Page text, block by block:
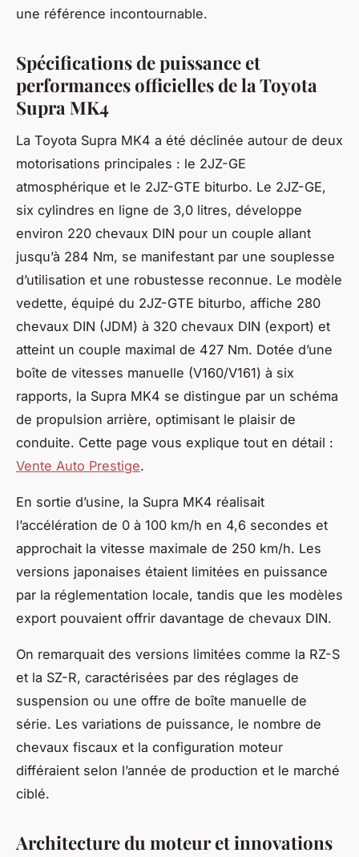
une référence incontournable.
Spécifications de puissance et
performances officielles de la Toyota
Supra MK4
La Toyota Supra MK4 a été déclinée autour de deux
motorisations principales : le 2JZ-GE
atmosphérique et le 2JZ-GTE biturbo. Le 2JZ-GE,
six cylindres en ligne de 3,0 litres, développe
environ 220 chevaux DIN pour un couple allant
jusqu’à 284 Nm, se manifestant par une souplesse
d’utilisation et une robustesse reconnue. Le modèle
vedette, équipé du 2JZ-GTE biturbo, affiche 280
chevaux DIN (JDM) à 320 chevaux DIN (export) et
atteint un couple maximal de 427 Nm. Dotée d’une
boîte de vitesses manuelle (V160/V161) à six
rapports, la Supra MK4 se distingue par un schéma
de propulsion arrière, optimisant le plaisir de
conduite. Cette page vous explique tout en détail :
Vente Auto Prestige.
En sortie d’usine, la Supra MK4 réalisait
l’accélération de 0 à 100 km/h en 4,6 secondes et
approchait la vitesse maximale de 250 km/h. Les
versions japonaises étaient limitées en puissance
par la réglementation locale, tandis que les modèles
export pouvaient offrir davantage de chevaux DIN.
On remarquait des versions limitées comme la RZ-S
et la SZ-R, caractérisées par des réglages de
suspension ou une offre de boîte manuelle de
série. Les variations de puissance, le nombre de
chevaux fiscaux et la configuration moteur
différaient selon l’année de production et le marché
ciblé.
Architecture du moteur et innovations